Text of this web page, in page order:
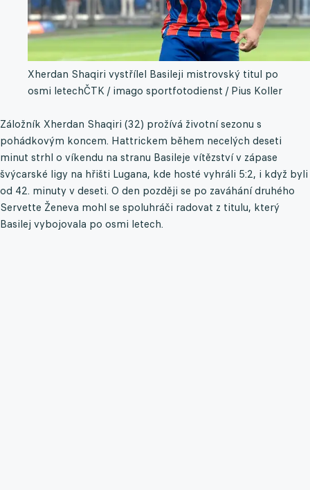
Xherdan Shaqiri vystřílel Basileji mistrovský titul po
osmi letechČTK / imago sportfotodienst / Pius Koller
Záložník Xherdan Shaqiri (32) prožívá životní sezonu s
pohádkovým koncem. Hattrickem během necelých deseti
minut strhl o víkendu na stranu Basileje vítězství v zápase
švýcarské ligy na hřišti Lugana, kde hosté vyhráli 5:2, i když byli
od 42. minuty v deseti. O den později se po zaváhání druhého
Servette Ženeva mohl se spoluhráči radovat z titulu, který
Basilej vybojovala po osmi letech.